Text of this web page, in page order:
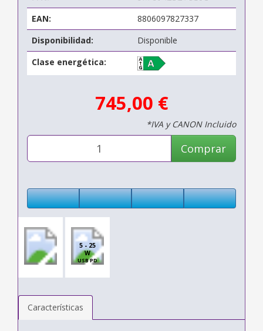
EAN:
8806097827337
Disponibilidad:
Disponible
Clase energética:
745,00 €
*IVA y CANON Incluido
Comprar
5 - 25
W
USB PD
Características